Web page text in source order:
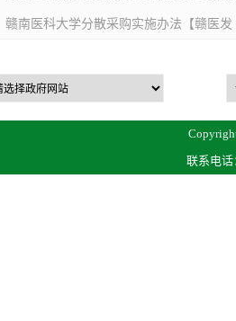
赣南医科大学分散采购实施办法【赣医发
联系电